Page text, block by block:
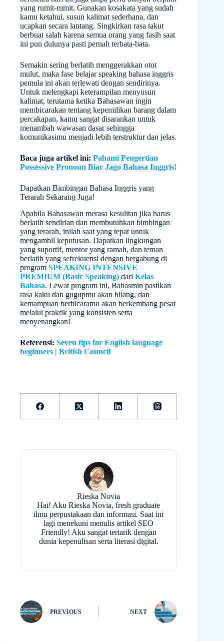
yang rumit-rumit. Gunakan kosakata yang sudah
kamu ketahui, susun kalimat sederhana, dan
ucapkan secara lantang. Singkirkan rasa takut
berbuat salah karena semua orang yang fasih saat
ini pun dulunya pasti pernah terbata-bata.
Semakin sering berlatih menggerakkan otot
mulut, maka fase belajar speaking bahasa inggris
pemula ini akan terlewati dengan sendirinya.
Untuk melengkapi keterampilan menyusun
kalimat, terutama ketika Bahasawan ingin
membicarakan tentang kepemilikan barang dalam
percakapan, kamu sangat disarankan untuk
menambah wawasan dasar sehingga
komunikasimu menjadi lebih terstruktur dan jelas.
Baca juga artikel ini: Pahami Pengertian
Possessive Pronoun Biar Jago Bahasa Inggris!
Dapatkan Bimbingan Bahasa Inggris yang
Terarah Sekarang Juga!
Apabila Bahasawan merasa kesulitan jika harus
berlatih sendirian dan membutuhkan bimbingan
yang terarah, inilah saat yang tepat untuk
mengambil keputusan. Dapatkan lingkungan
yang suportif, mentor yang ramah, dan teman
berlatih yang sefrekuensi dengan bergabung di
program SPEAKING INTENSIVE
PREMIUM (Basic Speaking) dari Kelas
Bahasa. Lewat program ini, Bahasmin pastikan
rasa kaku dan gugupmu akan hilang, dan
kemampuan berbicaramu akan berkembang pesat
melalui praktik yang konsisten serta
menyenangkan!
Referensi: Seven tips for English language
beginners | British Council
Rieska Novia
Hai! Aku Rieska Novia, fresh graduate
ilmu perpustakaan dan informasi. Saat ini
lagi menekuni menulis artikel SEO
Friendly! Aku sangat tertarik dengan
dunia kepenulisan serta literasi digital.
PREVIOUS NEXT